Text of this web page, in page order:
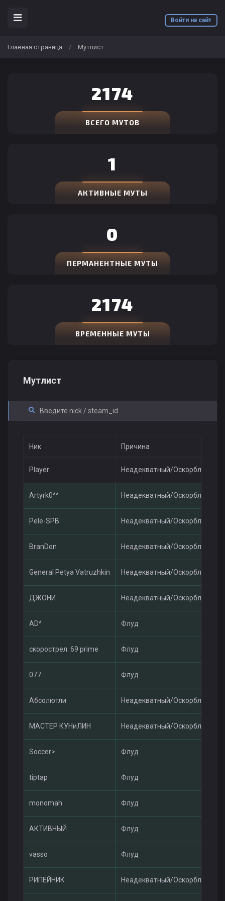
Войти на сайт
Главная страница / Мутлист
2174
ВСЕГО МУТОВ
1
АКТИВНЫЕ МУТЫ
0
ПЕРМАНЕНТНЫЕ МУТЫ
2174
ВРЕМЕННЫЕ МУТЫ
Мутлист
Ник Причина
Player Неадекватный/Оскорбления
Artyrk0^^ Неадекватный/Оскорбления
Pele-SPB Неадекватный/Оскорбления
BranDon Неадекватный/Оскорбления
General Petya Vatruzhkin Неадекватный/Оскорбления
ДЖОНИ Неадекватный/Оскорбления
AD^ Флуд
cкорострел. 69 prime Флуд
077 Флуд
Абсолютли Неадекватный/Оскорбления
МАСТЕР КУНиЛИН Неадекватный/Оскорбления
Soccer> Флуд
tiptap Флуд
monomah Флуд
АКТИВНЫЙ Флуд
vasso Флуд
РИПЕЙНИК Неадекватный/Оскорбления